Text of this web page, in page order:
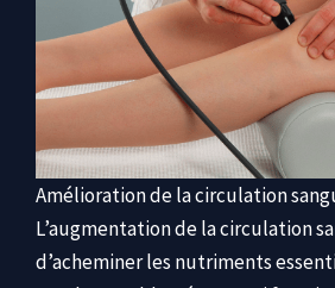
Amélioration de la circulation
L’augmentation de la circulation
d’acheminer les nutriments